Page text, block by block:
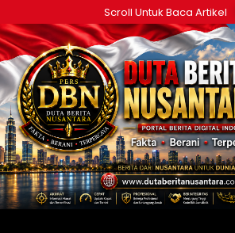
ke
konten
Scroll Untuk Baca Artikel